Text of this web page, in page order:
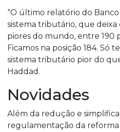
“O último relatório do
sistema tributário, que deixa
piores do mundo, entre 190
Ficamos na posição 184. Só
sistema tributário pior do
Haddad.
Novidades
Além da redução e
regulamentação da